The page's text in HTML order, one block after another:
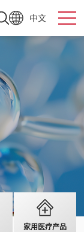
中文
家用医疗产品